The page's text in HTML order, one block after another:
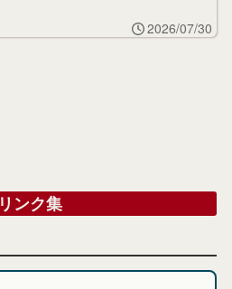
2026/07/30
リンク集